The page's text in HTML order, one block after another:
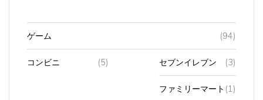
ゲーム (94)
コンビニ (5) セブンイレブン (3)
ファミリーマート (1)